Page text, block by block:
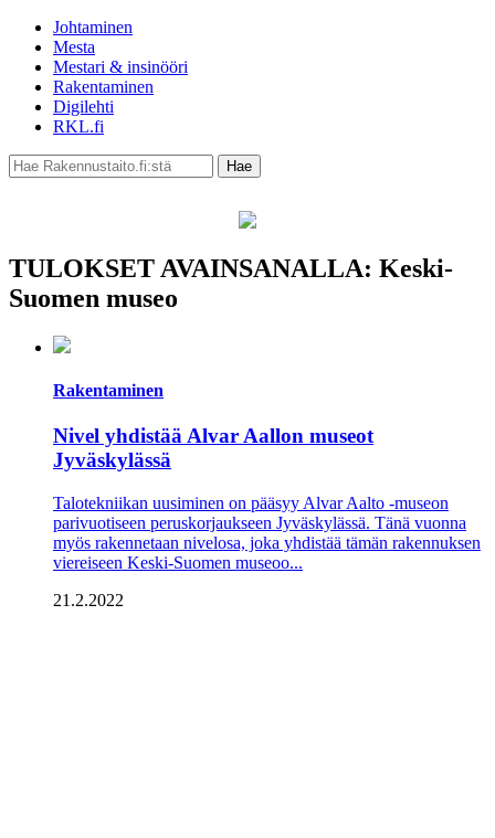
Johtaminen
Mesta
Mestari & insinööri
Rakentaminen
Digilehti
RKL.fi
TULOKSET AVAINSANALLA: Keski-
Suomen museo
Rakentaminen
Nivel yhdistää Alvar Aallon museot
Jyväskylässä
Talotekniikan uusiminen on pääsyy Alvar Aalto -museon
parivuotiseen peruskorjaukseen Jyväskylässä. Tänä vuonna
myös rakennetaan nivelosa, joka yhdistää tämän rakennuksen
viereiseen Keski-Suomen museoo...
21.2.2022